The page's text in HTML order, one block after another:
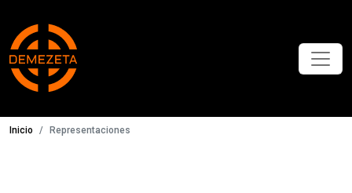
Inicio Representaciones